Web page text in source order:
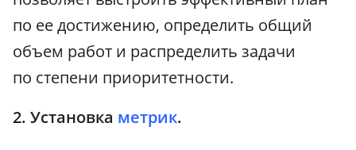
по ее достижению, определить общий
объем работ и распределить задачи
по степени приоритетности.
2. Установка метрик.